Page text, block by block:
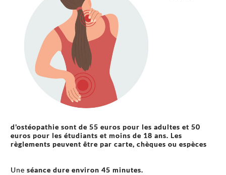
d'ostéopathie sont de 55 euros pour les adultes et 50
euros pour les étudiants et moins de 18 ans. Les
règlements peuvent être par carte, chèques ou espèces
Une séance dure environ 45 minutes.